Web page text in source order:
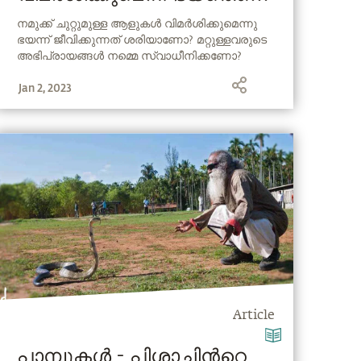
എങ്ങനെ നേരിടാം ? |
Overcome Fear Of Being
നമുക്ക് ചുറ്റുമുള്ള ആളുകൾ വിമർശിക്കുമെന്നു
ഭയന്ന് ജീവിക്കുന്നത് ശരിയാണോ? മറ്റുള്ളവരുടെ
അഭിപ്രായങ്ങൾ നമ്മെ സ്വാധീനിക്കണോ?
സദ്‌ഗുരുവിൻ്റെ ഉത്തരം കാണുക.
Jan 2, 2023
Article